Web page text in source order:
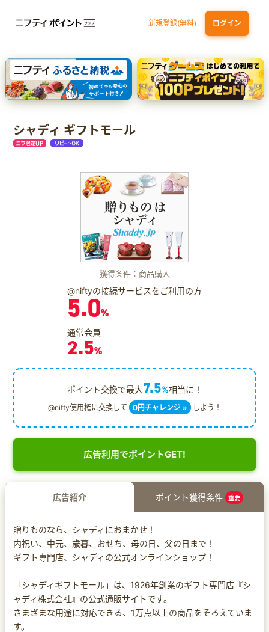
新規登録(無料) ログイン
dカード GOLD 三井住友カード ゴールド（NL）（家族カード発行）
【実質初月無料】DMM | Disney+(ディズニープラス) セットプラン
SBI証券 確定拠出年金（iDeCo）
シャディ ギフトモール
獲得条件：商品購入
@niftyの接続サービスをご利用の方
5.0%
通常会員
2.5%
ポイント交換で最大7.5%相当に！
@nifty使用権に交換して 0円チャレンジ » しよう！
広告利用でポイントGET!
広告紹介 ポイント獲得条件 重要
贈りものなら、シャディにおまかせ！
内祝い、中元、歳暮、おせち、母の日、父の日まで！
ギフト専門店、シャディの公式オンラインショップ！
「シャディギフトモール」は、1926年創業のギフト専門店『シ
ャディ株式会社』の公式通販サイトです。
さまざまな用途に対応できる、1万点以上の商品をそろえていま
す。